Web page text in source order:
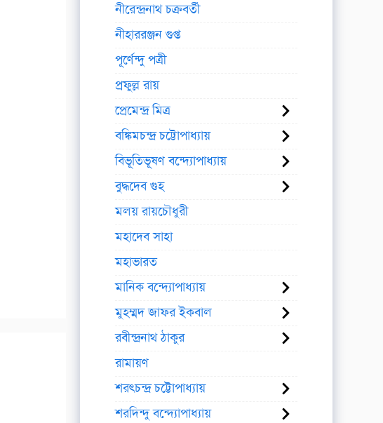
নীরেন্দ্রনাথ চক্রবর্তী
নীহাররঞ্জন গুপ্ত
পূর্ণেন্দু পত্রী
প্রফুল্ল রায়
প্রেমেন্দ্র মিত্র
বঙ্কিমচন্দ্র চট্টোপাধ্যায়
বিভূতিভূষণ বন্দ্যোপাধ্যায়
বুদ্ধদেব গুহ
মলয় রায়চৌধুরী
মহাদেব সাহা
মহাভারত
মানিক বন্দ্যোপাধ্যায়
মুহম্মদ জাফর ইকবাল
রবীন্দ্রনাথ ঠাকুর
রামায়ণ
শরৎচন্দ্র চট্টোপাধ্যায়
শরদিন্দু বন্দ্যোপাধ্যায়